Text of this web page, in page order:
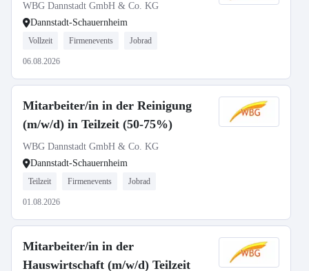
WBG Dannstadt GmbH & Co. KG
Dannstadt-Schauernheim
Vollzeit Firmenevents Jobrad
06.08.2026
Mitarbeiter/in in der Reinigung
(m/w/d) in Teilzeit (50-75%)
WBG Dannstadt GmbH & Co. KG
Dannstadt-Schauernheim
Teilzeit Firmenevents Jobrad
01.08.2026
Mitarbeiter/in in der
Hauswirtschaft (m/w/d) Teilzeit